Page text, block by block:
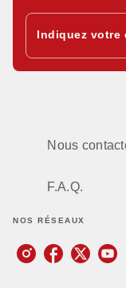
Indiquez votre
Nous
F.A.Q.
NOS RÉSEAUX